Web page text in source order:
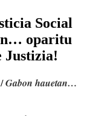
Social
oparitu
Justizia!
Gabon hauetan…